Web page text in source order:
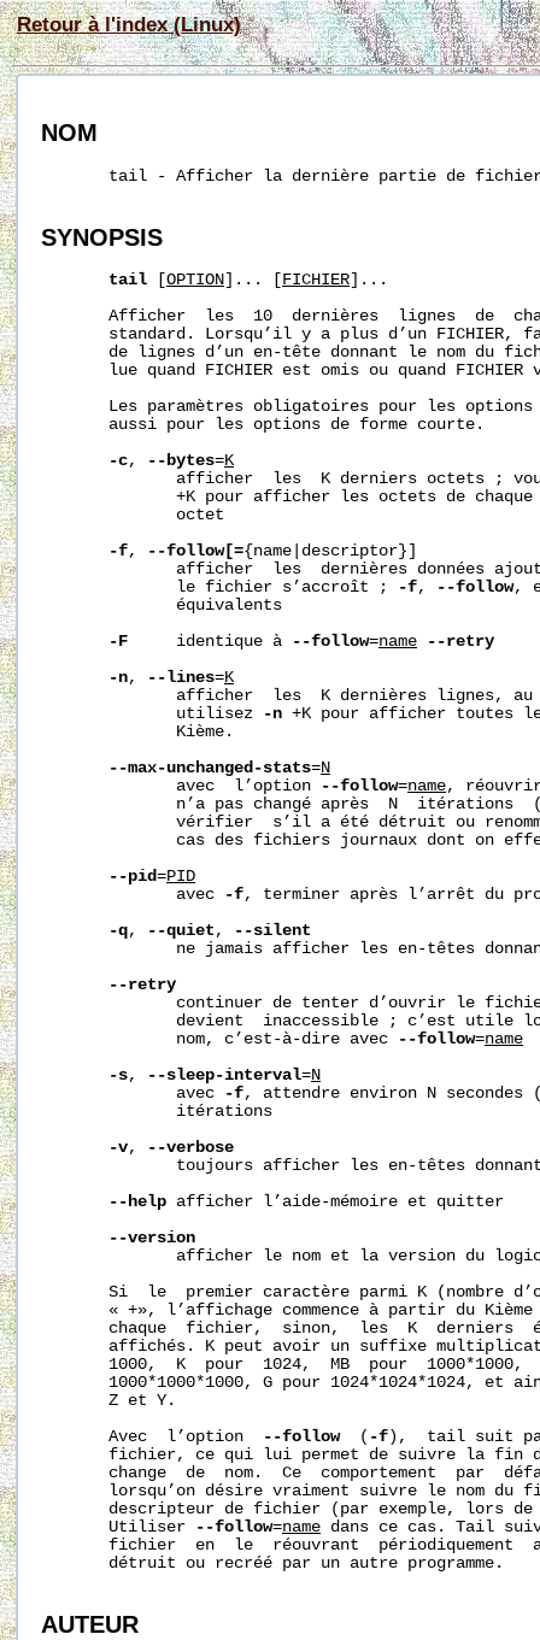
Retour à l'index (Linux)
NOM
tail - Afficher la dernière partie de
SYNOPSIS
tail OPTION ]... [ FICHIER ]...
Afficher  les  10  dernières  lignes  de
standard. Lorsqu’il y a plus d’un FICHIER,
de lignes d’un en-tête donnant le nom du
lue quand FICHIER est omis ou quand FICHIER
Les paramètres obligatoires pour les
       aussi pour les options de forme courte.
-c, --bytes=K
afficher  les  K derniers octets ;
+K pour afficher les octets de
              octet
-f, --follow[={name|descriptor}]
afficher  les  dernières données
              le fichier s’accroît ;
-f, --follow,
              équivalents
-F
     identique à
--follow=name
--retry
-n, --lines=K
afficher  les  K dernières lignes,
              utilisez
-n +K pour afficher toutes
              Kième.
--max-unchanged-stats=N
              avec  l’option
--follow=name,
n’a pas changé après  N  itérations
vérifier  s’il a été détruit ou
cas des fichiers journaux dont on
--pid=PID
              avec
-f, terminer après l’arrêt du
-q, --quiet ,
--silent
ne jamais afficher les en-têtes
--retry
continuer de tenter d’ouvrir le
devient  inaccessible ; c’est utile
              nom, c’est-à-dire avec
--follow=name
-s, --sleep-interval=N
              avec
-f, attendre environ N
              itérations
-v,
--verbose
toujours afficher les en-têtes
--help afficher l’aide-mémoire et quitter
--version
afficher le nom et la version du
Si  le  premier caractère parmi K (nombre
« +», l’affichage commence à partir du
chaque  fichier,  sinon,  les  K  derniers
affichés. K peut avoir un suffixe
1000,  K  pour  1024,  MB  pour  1000*1000,
1000*1000*1000, G pour 1024*1024*1024, et
       Z et Y.
       Avec  l’option
--follow
  (
-f ),  tail suit
fichier, ce qui lui permet de suivre la fin
change  de  nom.  Ce  comportement  par
lorsqu’on désire vraiment suivre le nom du
descripteur de fichier (par exemple, lors
       Utiliser
--follow=name dans ce cas. Tail
fichier  en  le  réouvrant  périodiquement
       détruit ou recréé par un autre programme.
AUTEUR